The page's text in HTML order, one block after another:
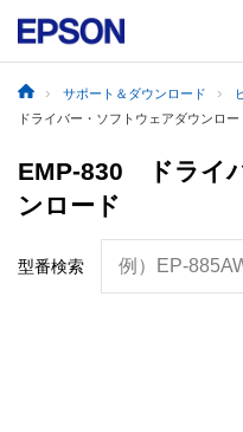
サポート＆ダウンロード
ドライバー・ソフトウェアダウンロー
EMP-830 ドライ
ンロード
型番検索 例）EP-